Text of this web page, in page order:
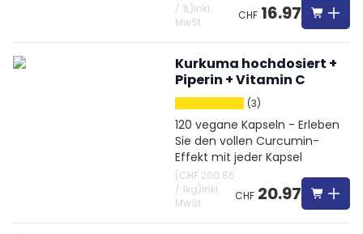
/ 1L)inkl.
MwSt
CHF16.97
Kurkuma hochdosiert +
Piperin + Vitamin C
(3)
120 vegane Kapseln - Erleben
Sie den vollen Curcumin-
Effekt mit jeder Kapsel
(CHF 200.86
/ 1kg)inkl.
MwSt
CHF 20.97